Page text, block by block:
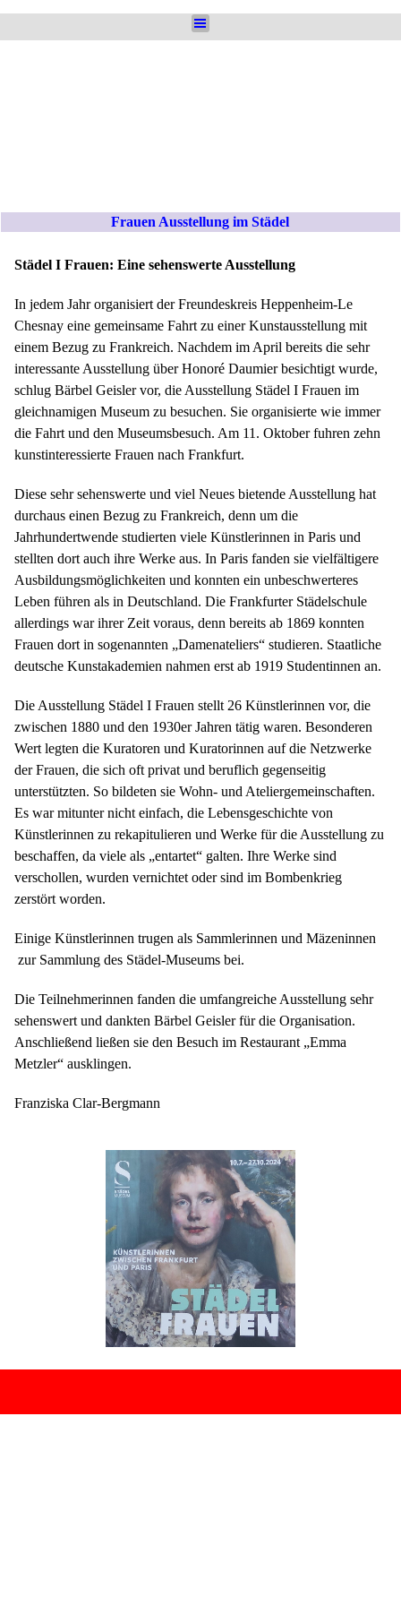
Menü überspringen
Frauen Ausstellung im Städel
Städel I Frauen: Eine sehenswerte Ausstellung
In jedem Jahr organisiert der Freundeskreis Heppenheim-Le
Chesnay eine gemeinsame Fahrt zu einer Kunstausstellung mit
einem Bezug zu Frankreich. Nachdem im April bereits die sehr
interessante Ausstellung über Honoré Daumier besichtigt wurde,
schlug Bärbel Geisler vor, die Ausstellung Städel I Frauen im
gleichnamigen Museum zu besuchen. Sie organisierte wie immer
die Fahrt und den Museumsbesuch. Am 11. Oktober fuhren zehn
kunstinteressierte Frauen nach Frankfurt.
Diese sehr sehenswerte und viel Neues bietende Ausstellung hat
durchaus einen Bezug zu Frankreich, denn um die
Jahrhundertwende studierten viele Künstlerinnen in Paris und
stellten dort auch ihre Werke aus. In Paris fanden sie vielfältigere
Ausbildungsmöglichkeiten und konnten ein unbeschwerteres
Leben führen als in Deutschland. Die Frankfurter Städelschule
allerdings war ihrer Zeit voraus, denn bereits ab 1869 konnten
Frauen dort in sogenannten „Damenateliers“ studieren. Staatliche
deutsche Kunstakademien nahmen erst ab 1919 Studentinnen an.
Die Ausstellung Städel I Frauen stellt 26 Künstlerinnen vor, die
zwischen 1880 und den 1930er Jahren tätig waren. Besonderen
Wert legten die Kuratoren und Kuratorinnen auf die Netzwerke
der Frauen, die sich oft privat und beruflich gegenseitig
unterstützten. So bildeten sie Wohn- und Ateliergemeinschaften.
Es war mitunter nicht einfach, die Lebensgeschichte von
Künstlerinnen zu rekapitulieren und Werke für die Ausstellung zu
beschaffen, da viele als „entartet“ galten. Ihre Werke sind
verschollen, wurden vernichtet oder sind im Bombenkrieg
zerstört worden.
Einige Künstlerinnen trugen als Sammlerinnen und Mäzeninnen
zur Sammlung des Städel-Museums bei.
Die Teilnehmerinnen fanden die umfangreiche Ausstellung sehr
sehenswert und dankten Bärbel Geisler für die Organisation.
Anschließend ließen sie den Besuch im Restaurant „Emma
Metzler“ ausklingen.
Franziska Clar-Bergmann